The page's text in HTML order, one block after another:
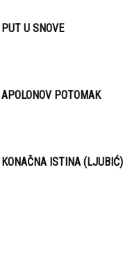
PUT U SNOVE
APOLONOV POTOMAK
KONAČNA ISTINA (LJUBIĆ)